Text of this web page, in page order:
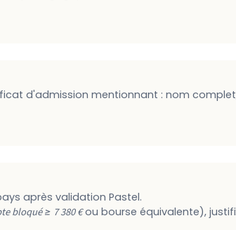
d'admission mentionnant : nom
après validation Pastel.
bloqué ≥ 7 380 €ou bourse équivalente),